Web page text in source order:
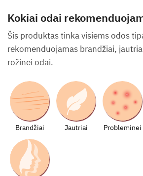
Kokiai odai
Šis produktas tinka visiems odos
rekomenduojamas brandžiai,
rožinei odai.
Brandžiai Jautriai Probleminei